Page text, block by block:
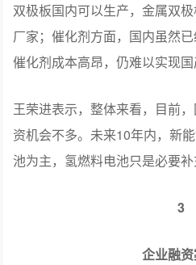
双极板国内可以生产，金属双
厂家；催化剂方面，国内虽然
催化剂成本高昂，仍难以实现国
王荣进表示，整体来看，目前
资机会不多。未来10年内，新
池为主，氢燃料电池只是必要补
3
企业融